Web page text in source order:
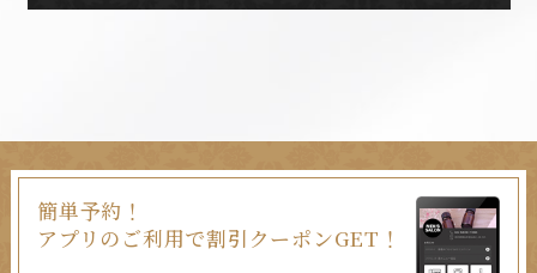
簡単予約！
アプリのご利用で割引クーポンGET！